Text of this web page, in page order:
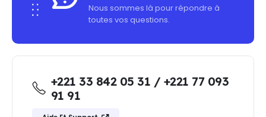
Nous sommes là pour répondre à
toutes vos questions.
+221 33 842 05 31 / +221 77 093
91 91